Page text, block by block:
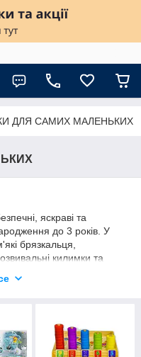
ДЛЯ САМИХ МАЛЕНЬКИХ
яскраві та
до 3 років. У
брязкальця,
килимки та
сертифікати безпеки.